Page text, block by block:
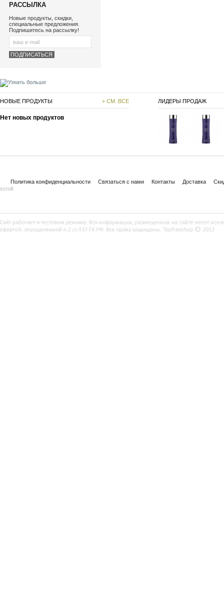
РАССЫЛКА
Новые продукты, скидки,
специальные предложения.
Подпишитесь на рассылку!
НОВЫЕ ПРОДУКТЫ + СМ. ВСЕ
Нет новых продуктов
ЛИДЕРЫ ПРОДАЖ
Политика конфиденциальности Связаться с нами Контакты Доставка
scroll